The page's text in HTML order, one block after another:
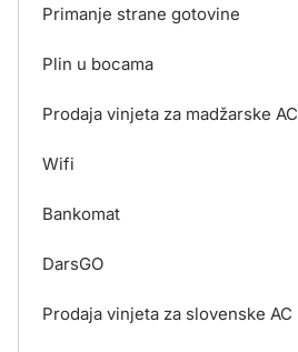
Primanje strane gotovine
Plin u bocama
Prodaja vinjeta za madžarske AC
Wifi
Bankomat
DarsGO
Prodaja vinjeta za slovenske AC